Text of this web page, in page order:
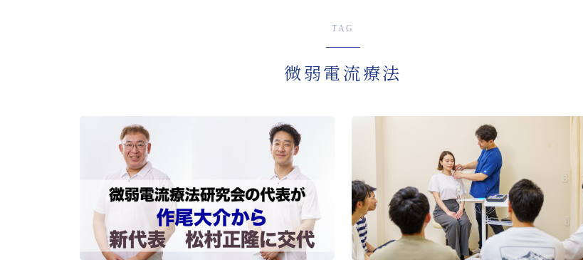
TAG
微弱電流療法